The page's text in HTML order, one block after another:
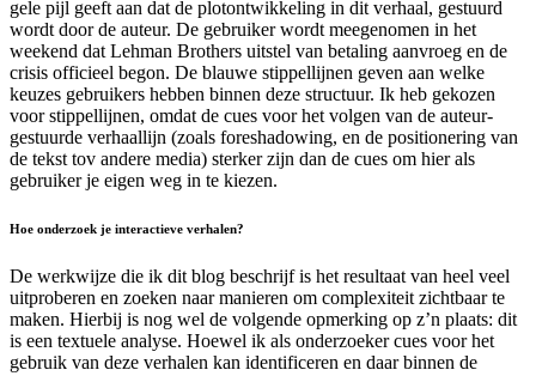
gele pijl geeft aan dat de plotontwikkeling in dit verhaal, gestuurd
wordt door de auteur. De gebruiker wordt meegenomen in het
weekend dat Lehman Brothers uitstel van betaling aanvroeg en de
crisis officieel begon. De blauwe stippellijnen geven aan welke
keuzes gebruikers hebben binnen deze structuur. Ik heb gekozen
voor stippellijnen, omdat de cues voor het volgen van de auteur-
gestuurde verhaallijn (zoals foreshadowing, en de positionering van
de tekst tov andere media) sterker zijn dan de cues om hier als
gebruiker je eigen weg in te kiezen.
Hoe onderzoek je interactieve verhalen?
De werkwijze die ik dit blog beschrijf is het resultaat van heel veel
uitproberen en zoeken naar manieren om complexiteit zichtbaar te
maken. Hierbij is nog wel de volgende opmerking op z’n plaats: dit
is een textuele analyse. Hoewel ik als onderzoeker cues voor het
gebruik van deze verhalen kan identificeren en daar binnen de